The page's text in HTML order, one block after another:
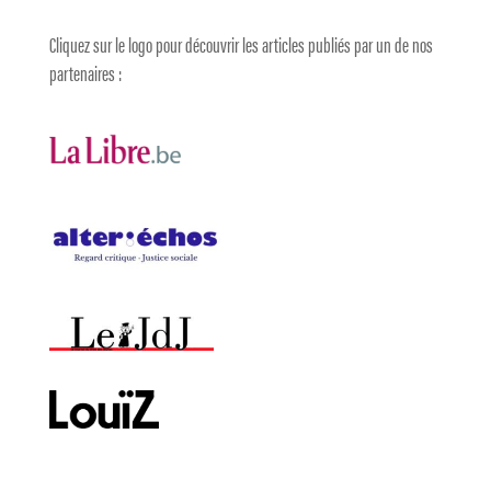
Cliquez sur le logo pour découvrir les articles publiés par un de nos
partenaires :